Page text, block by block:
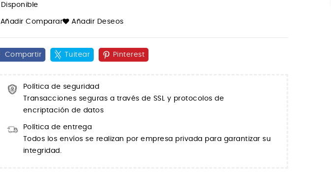
Disponible
Añadir Comparar Añadir Deseos
Compartir Tuitear Pinterest
Política de seguridad
Transacciones seguras a través de SSL y protocolos de
encriptación de datos
Política de entrega
Todos los envíos se realizan por empresa privada para garantizar su
integridad.